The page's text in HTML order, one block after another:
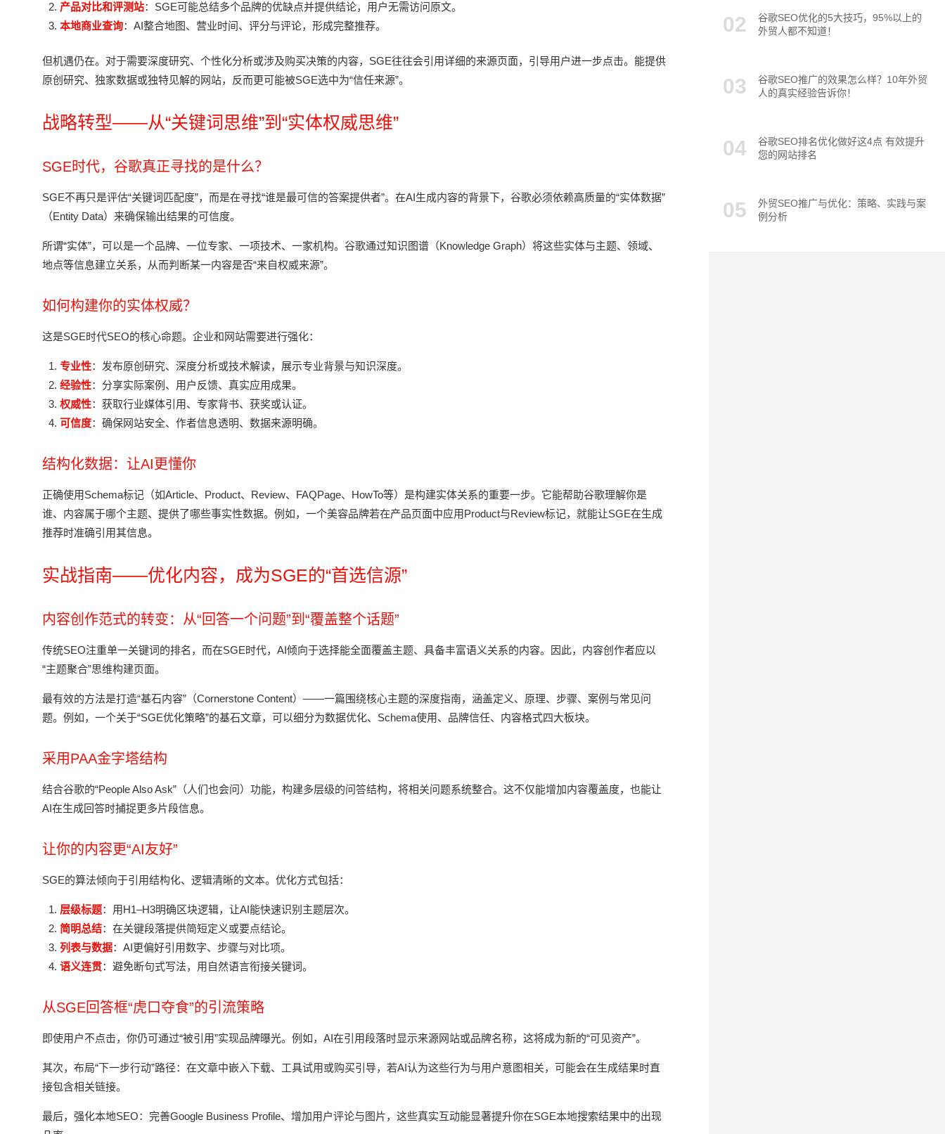
产品对比和评测站：SGE可能总结多个品牌的优缺点并提供结论，用户无需访问原文。
本地商业查询：AI整合地图、营业时间、评分与评论，形成完整推荐。
但机遇仍在。对于需要深度研究、个性化分析或涉及购买决策的内容，SGE往往会引用详细的来源页面，引导用户进一步点击。能提供
原创研究、独家数据或独特见解的网站，反而更可能被SGE选中为“信任来源”。
战略转型——从“关键词思维”到“实体权威思维”
SGE时代，谷歌真正寻找的是什么？
SGE不再只是评估“关键词匹配度”，而是在寻找“谁是最可信的答案提供者”。在AI生成内容的背景下，谷歌必须依赖高质量的“实体数据”
（Entity Data）来确保输出结果的可信度。
所谓“实体”，可以是一个品牌、一位专家、一项技术、一家机构。谷歌通过知识图谱（Knowledge Graph）将这些实体与主题、领域、
地点等信息建立关系，从而判断某一内容是否“来自权威来源”。
如何构建你的实体权威？
这是SGE时代SEO的核心命题。企业和网站需要进行强化：
专业性：发布原创研究、深度分析或技术解读，展示专业背景与知识深度。
经验性：分享实际案例、用户反馈、真实应用成果。
权威性：获取行业媒体引用、专家背书、获奖或认证。
可信度：确保网站安全、作者信息透明、数据来源明确。
结构化数据：让AI更懂你
正确使用Schema标记（如Article、Product、Review、FAQPage、HowTo等）是构建实体关系的重要一步。它能帮助谷歌理解你是
谁、内容属于哪个主题、提供了哪些事实性数据。例如，一个美容品牌若在产品页面中应用Product与Review标记，就能让SGE在生成
推荐时准确引用其信息。
实战指南——优化内容，成为SGE的“首选信源”
内容创作范式的转变：从“回答一个问题”到“覆盖整个话题”
传统SEO注重单一关键词的排名，而在SGE时代，AI倾向于选择能全面覆盖主题、具备丰富语义关系的内容。因此，内容创作者应以
“主题聚合”思维构建页面。
最有效的方法是打造“基石内容”（Cornerstone Content）——一篇围绕核心主题的深度指南，涵盖定义、原理、步骤、案例与常见问
题。例如，一个关于“SGE优化策略”的基石文章，可以细分为数据优化、Schema使用、品牌信任、内容格式四大板块。
采用PAA金字塔结构
结合谷歌的“People Also Ask”（人们也会问）功能，构建多层级的问答结构，将相关问题系统整合。这不仅能增加内容覆盖度，也能让
AI在生成回答时捕捉更多片段信息。
让你的内容更“AI友好”
SGE的算法倾向于引用结构化、逻辑清晰的文本。优化方式包括：
层级标题：用H1–H3明确区块逻辑，让AI能快速识别主题层次。
简明总结：在关键段落提供简短定义或要点结论。
列表与数据：AI更偏好引用数字、步骤与对比项。
语义连贯：避免断句式写法，用自然语言衔接关键词。
从SGE回答框“虎口夺食”的引流策略
即使用户不点击，你仍可通过“被引用”实现品牌曝光。例如，AI在引用段落时显示来源网站或品牌名称，这将成为新的“可见资产”。
其次，布局“下一步行动”路径：在文章中嵌入下载、工具试用或购买引导，若AI认为这些行为与用户意图相关，可能会在生成结果时直
接包含相关链接。
最后，强化本地SEO：完善Google Business Profile、增加用户评论与图片，这些真实互动能显著提升你在SGE本地搜索结果中的出现
谷歌SEO优化的5大技巧，95%以上的
外贸人都不知道！
谷歌SEO推广的效果怎么样？10年外贸
人的真实经验告诉你！
谷歌SEO排名优化做好这4点 有效提升
您的网站排名
外贸SEO推广与优化：策略、实践与案
例分析